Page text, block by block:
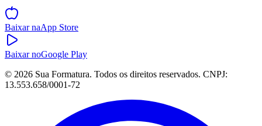
Baixar naApp Store
Baixar noGoogle Play
© 2026 Sua Formatura. Todos os direitos reservados. CNPJ:
13.553.658/0001-72